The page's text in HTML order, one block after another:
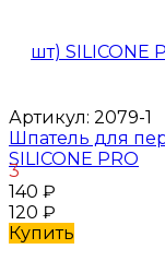
Артикул: 2079-1
Шпатель для
SILICONE PRO
3
140 ₽
120 ₽
Купить